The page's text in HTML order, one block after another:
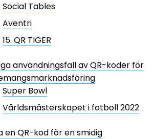
Social Tables
Aventri
15. QR TIGER
användningsfall av QR-koder för
Super Bowl
Världsmästerskapet i fotboll 2022
en QR-kod för en smidig